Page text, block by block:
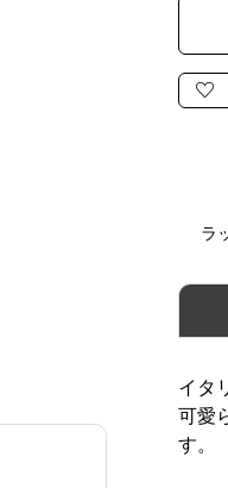
ラ
イタ
可愛
す。